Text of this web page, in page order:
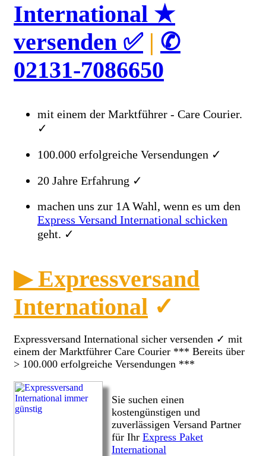
International ★
versenden ✅| ✆
02131-7086650
mit einem der Marktführer - Care Courier.
✓
100.000 erfolgreiche Versendungen ✓
20 Jahre Erfahrung ✓
machen uns zur 1A Wahl, wenn es um den
Express Versand International schicken
geht. ✓
▶ Expressversand
International ✓
Expressversand International sicher versenden ✓ mit
einem der Marktführer Care Courier *** Bereits über
> 100.000 erfolgreiche Versendungen ***
Sie suchen einen
kostengünstigen und
zuverlässigen Versand Partner
für Ihr Express Paket
International